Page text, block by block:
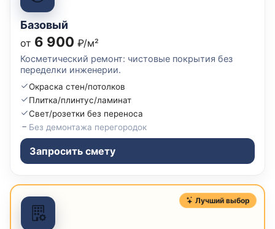
Базовый
от 6 900 ₽/м²
Косметический ремонт: чистовые покрытия без
переделки инженерии.
Окраска стен/потолков
Плитка/плинтус/ламинат
Свет/розетки без переноса
Без демонтажа перегородок
Запросить смету
Лучший выбор